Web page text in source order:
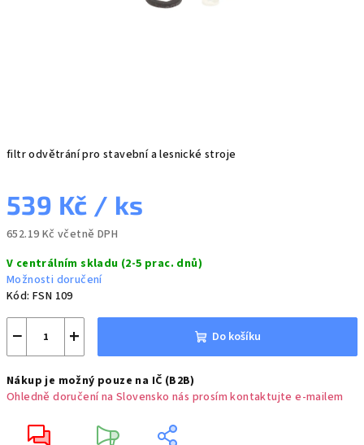
filtr odvětrání pro stavební a lesnické stroje
539 Kč / ks
652.19 Kč včetně DPH
cena:
V centrálním skladu (2-5 prac. dnů)
Možnosti doručení
Kód: FSN 109
+
− Do košíku
Nákup je možný pouze na IČ (B2B)
Ohledně doručení na Slovensko nás prosím kontaktujte e-mailem